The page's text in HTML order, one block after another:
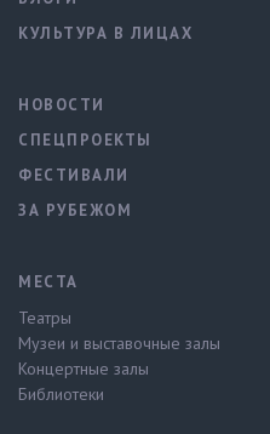
КУЛЬТУРА В ЛИЦАХ
НОВОСТИ
СПЕЦПРОЕКТЫ
ФЕСТИВАЛИ
ЗА РУБЕЖОМ
МЕСТА
Театры
Музеи и выставочные залы
Концертные залы
Библиотеки